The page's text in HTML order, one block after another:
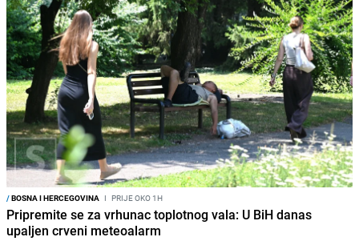
/BOSNA I HERCEGOVINA I PRIJE OKO 1H
Pripremite se za vrhunac toplotnog vala: U BiH danas
upaljen crveni meteoalarm